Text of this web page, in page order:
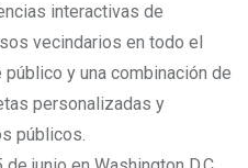
interactivas de
vecindarios en todo el
y una combinación de
personalizadas y
públicos.